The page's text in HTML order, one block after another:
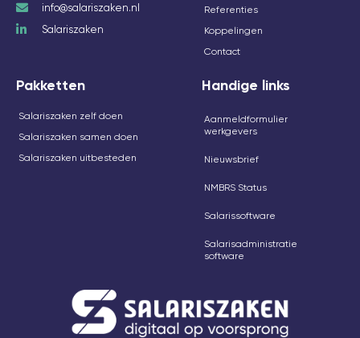
info@salariszaken.nl
Salariszaken
Referenties
Koppelingen
Contact
Pakketten
Salariszaken zelf doen
Salariszaken samen doen
Salariszaken uitbesteden
Handige links
Aanmeldformulier
werkgevers
Nieuwsbrief
NMBRS Status
Salarissoftware
Salarisadministratie
software